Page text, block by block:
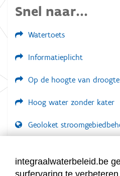
Snel naar...
Watertoets
Informatieplicht
Op de hoogte van droogte
Hoog water zonder kater
Geoloket
LOGIN VEREIST
integraalwaterbeleid.be
surfervaring te verbeteren.